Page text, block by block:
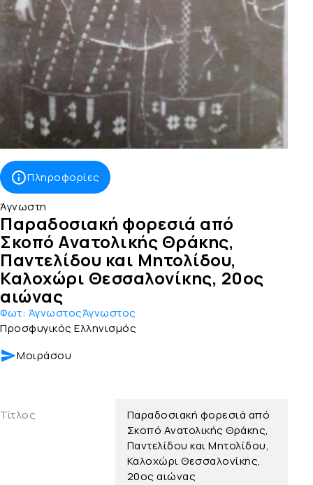
Πληροφορίες
Άγνωστη
Παραδοσιακή φορεσιά από
Σκοπό Ανατολικής Θράκης,
Παντελίδου και Μητολίδου,
Καλοχώρι Θεσσαλονίκης, 20ος
αιώνας
Φωτ: ΆγνωστοςΆγνωστος
Προσφυγικός Ελληνισμός
Μοιράσου
Τίτλος
Παραδοσιακή φορεσιά από
Σκοπό Ανατολικής Θράκης,
Παντελίδου και Μητολίδου,
Καλοχώρι Θεσσαλονίκης,
20ος αιώνας